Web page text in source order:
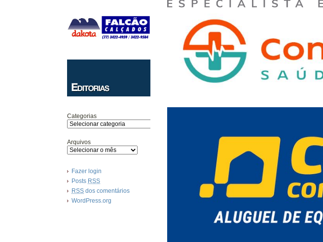
Categorias
Arquivos
Fazer login
Posts RSS
RSS dos comentários
WordPress.org